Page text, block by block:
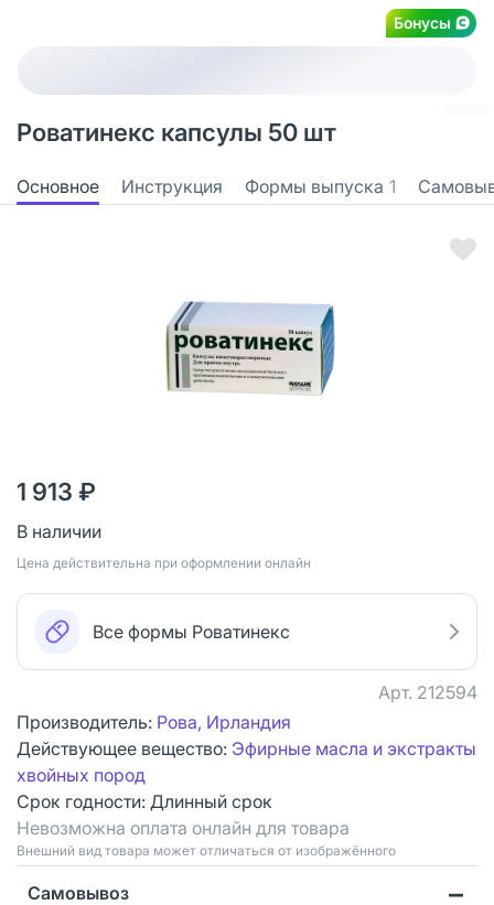
Бонусы
Роватинекс капсулы 50 шт
Основное Инструкция Формы выпуска 1
1 913 ₽
В наличии
Цена действительна при оформлении онлайн
Все формы Роватинекс
Арт. 212594
Производитель: Рова, Ирландия
Действующее вещество: Эфирные масла и экстракты
хвойных пород
Срок годности: Длинный срок
Невозможна оплата онлайн для товара
Bнешний вид товара может отличаться от изображённого
Самовывоз